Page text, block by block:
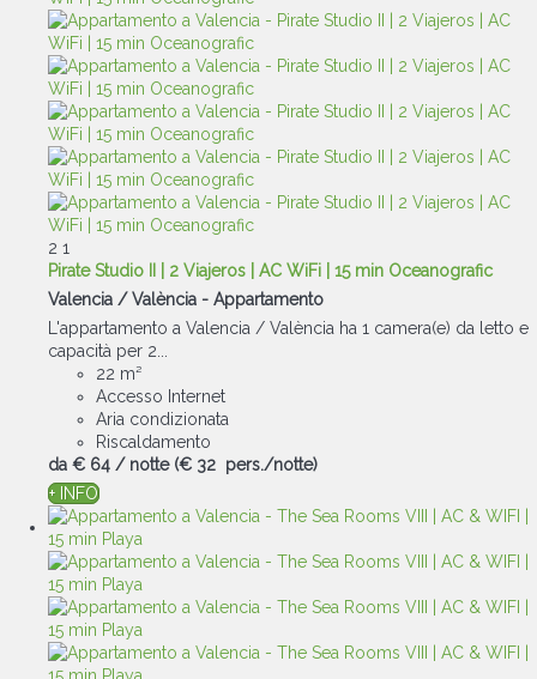
2 1
Pirate Studio II | 2 Viajeros | AC WiFi | 15 min Oceanografic
Valencia / València - Appartamento
L'appartamento a Valencia / València ha 1 camera(e) da letto e
capacità per 2...
22 m²
Accesso Internet
Aria condizionata
Riscaldamento
da € 64 / notte (€ 32 pers./notte)
+ INFO